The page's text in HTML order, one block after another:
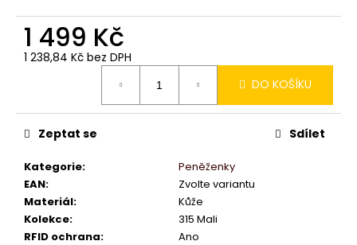
1 499 Kč
1 238,84 Kč bez DPH
DO KOŠÍKU
Kategorie:
Peněženky
EAN:
Zvolte variantu
Materiál:
Kůže
Kolekce:
315 Mali
RFID ochrana:
Ano
Zeptat se Sdílet